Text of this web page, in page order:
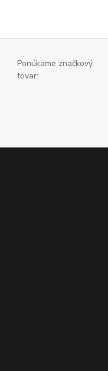
Ponúkame značkový
tovar: